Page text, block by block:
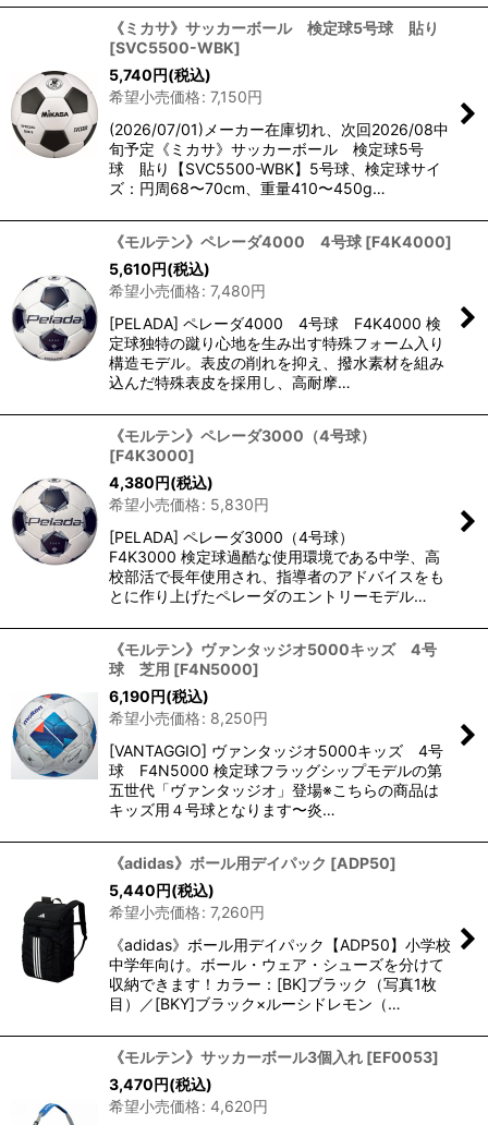
《ミカサ》サッカーボール 検定球5号球 貼り
[SVC5500-WBK]
5,740円(税込)
希望小売価格: 7,150円
(2026/07/01)メーカー在庫切れ、次回2026/08中
旬予定《ミカサ》サッカーボール 検定球5号
球 貼り【SVC5500-WBK】5号球、検定球サイ
ズ：円周68〜70cm、重量410〜450g…
《モルテン》ペレーダ4000 4号球 [F4K4000]
5,610円(税込)
希望小売価格: 7,480円
[PELADA] ペレーダ4000 4号球 F4K4000 検
定球独特の蹴り心地を生み出す特殊フォーム入り
構造モデル。表皮の削れを抑え、撥水素材を組み
込んだ特殊表皮を採用し、高耐摩…
《モルテン》ペレーダ3000（4号球）
[F4K3000]
4,380円(税込)
希望小売価格: 5,830円
[PELADA] ペレーダ3000（4号球）
F4K3000 検定球過酷な使用環境である中学、高
校部活で長年使用され、指導者のアドバイスをも
とに作り上げたペレーダのエントリーモデル…
《モルテン》ヴァンタッジオ5000キッズ 4号
球 芝用 [F4N5000]
6,190円(税込)
希望小売価格: 8,250円
[VANTAGGIO] ヴァンタッジオ5000キッズ 4号
球 F4N5000 検定球フラッグシップモデルの第
五世代「ヴァンタッジオ」登場※こちらの商品は
キッズ用４号球となります〜炎…
《adidas》ボール用デイパック [ADP50]
5,440円(税込)
希望小売価格: 7,260円
《adidas》ボール用デイパック【ADP50】小学校
中学年向け。ボール・ウェア・シューズを分けて
収納できます！カラー：[BK]ブラック（写真1枚
目）／[BKY]ブラック×ルーシドレモン（…
《モルテン》サッカーボール3個入れ [EF0053]
3,470円(税込)
希望小売価格: 4,620円